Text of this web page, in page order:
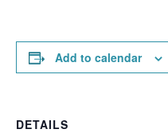
Add to calendar
DETAILS